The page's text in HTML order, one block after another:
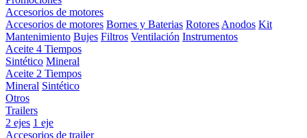
Accesorios de motores
Accesorios de motores Bornes y Baterias Rotores Anodos Kit
Mantenimiento Bujes Filtros Ventilación Instrumentos
Aceite 4 Tiempos
Sintético Mineral
Aceite 2 Tiempos
Mineral Sintético
Otros
Trailers
2 ejes 1 eje
Accesorios de trailer